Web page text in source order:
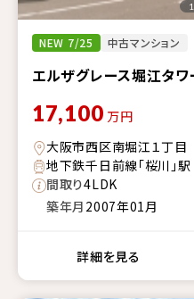
NEW 7/25 中古マンション
エルザグレース堀江タワ
17,100 万円
大阪市西区南堀江１丁目
地下鉄千日前線「桜川」
間取り4LDK
築年月 2007年01月
詳細を見る